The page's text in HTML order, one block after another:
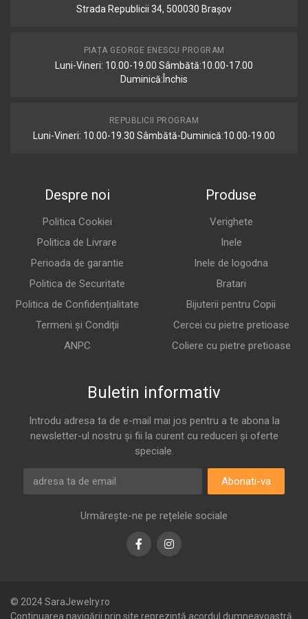
Strada Republicii 34, 500030 Brașov
PIAȚA GEORGE ENESCU PROGRAM
Luni-Vineri: 10.00-19.00 Sâmbătă:10.00-17.00
Duminică:Închis
REPUBLICII PROGRAM
Luni-Vineri: 10.00-19.30 Sâmbătă-Duminică:10.00-19.00
Despre noi
Politica Cookiei
Politica de Livrare
Perioada de garantie
Politica de Securitate
Politica de Confidențialitate
Termeni și Condiții
ANPC
Produse
Verighete
Inele
Inele de logodna
Bratari
Bijuterii pentru Copii
Cercei cu pietre pretioase
Coliere cu pietre pretioase
Buletin informativ
Introdu adresa ta de e-mail mai jos pentru a te abona la
newsletter-ul nostru și fii la curent cu reduceri și oferte
speciale.
Abonati-va
Urmărește-ne pe rețelele sociale
FacebookInstagram
© 2024 SaraJewelry.ro
Continuarea navigării prin site reprezintă acordul dumneavoastră